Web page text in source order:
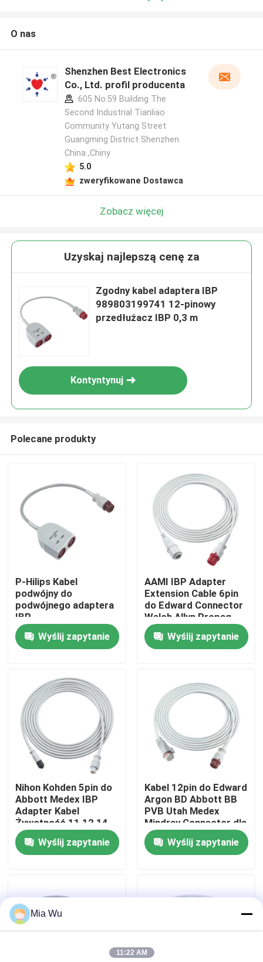
Dom
O nas
Wycieczka po fabryce
Kontrola jakości
Skontaktuj się z nami
Aktualności
Poprosić o wycenę
Czujnik spO2 wielokrotnego użytku
O nas
Shenzhen Best Electronics
Co., Ltd. profil producenta
605 No.59 Building The
Second Industrial Tianliao
Community Yutang Street
Guangming District Shenzhen
China ,Chiny
5.0
zweryfikowane Dostawca
Zobacz więcej
Uzyskaj najlepszą cenę za
Zgodny kabel adaptera IBP
989803199741 12-pinowy
przedłużacz IBP 0,3 m
Kontyntynuj
Polecane produkty
P-Hilips Kabel
podwójny do
podwójnego adaptera
IBP
Wyślij zapytanie
AAMI IBP Adapter
Extension Cable 6pin
do Edward Connector
Welch Allyn Propaq
102 104 106 205
Encore 106EL
Wyślij zapytanie
Nihon Kohden 5pin do
Abbott Medex IBP
Adapter Kabel
Żywotność 11 12 14
BSM 1200 2300 serii
Wyślij zapytanie
Kabel 12pin do Edward
Argon BD Abbott BB
PVB Utah Medex
Mindray Connector dla
BT-710 BT-720 BT-
740 BT-770 BT-780
Wyślij zapytanie
Mia Wu
11:22 AM